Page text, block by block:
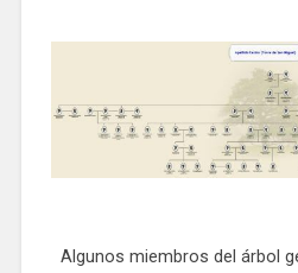
Algunos miembros del árbol